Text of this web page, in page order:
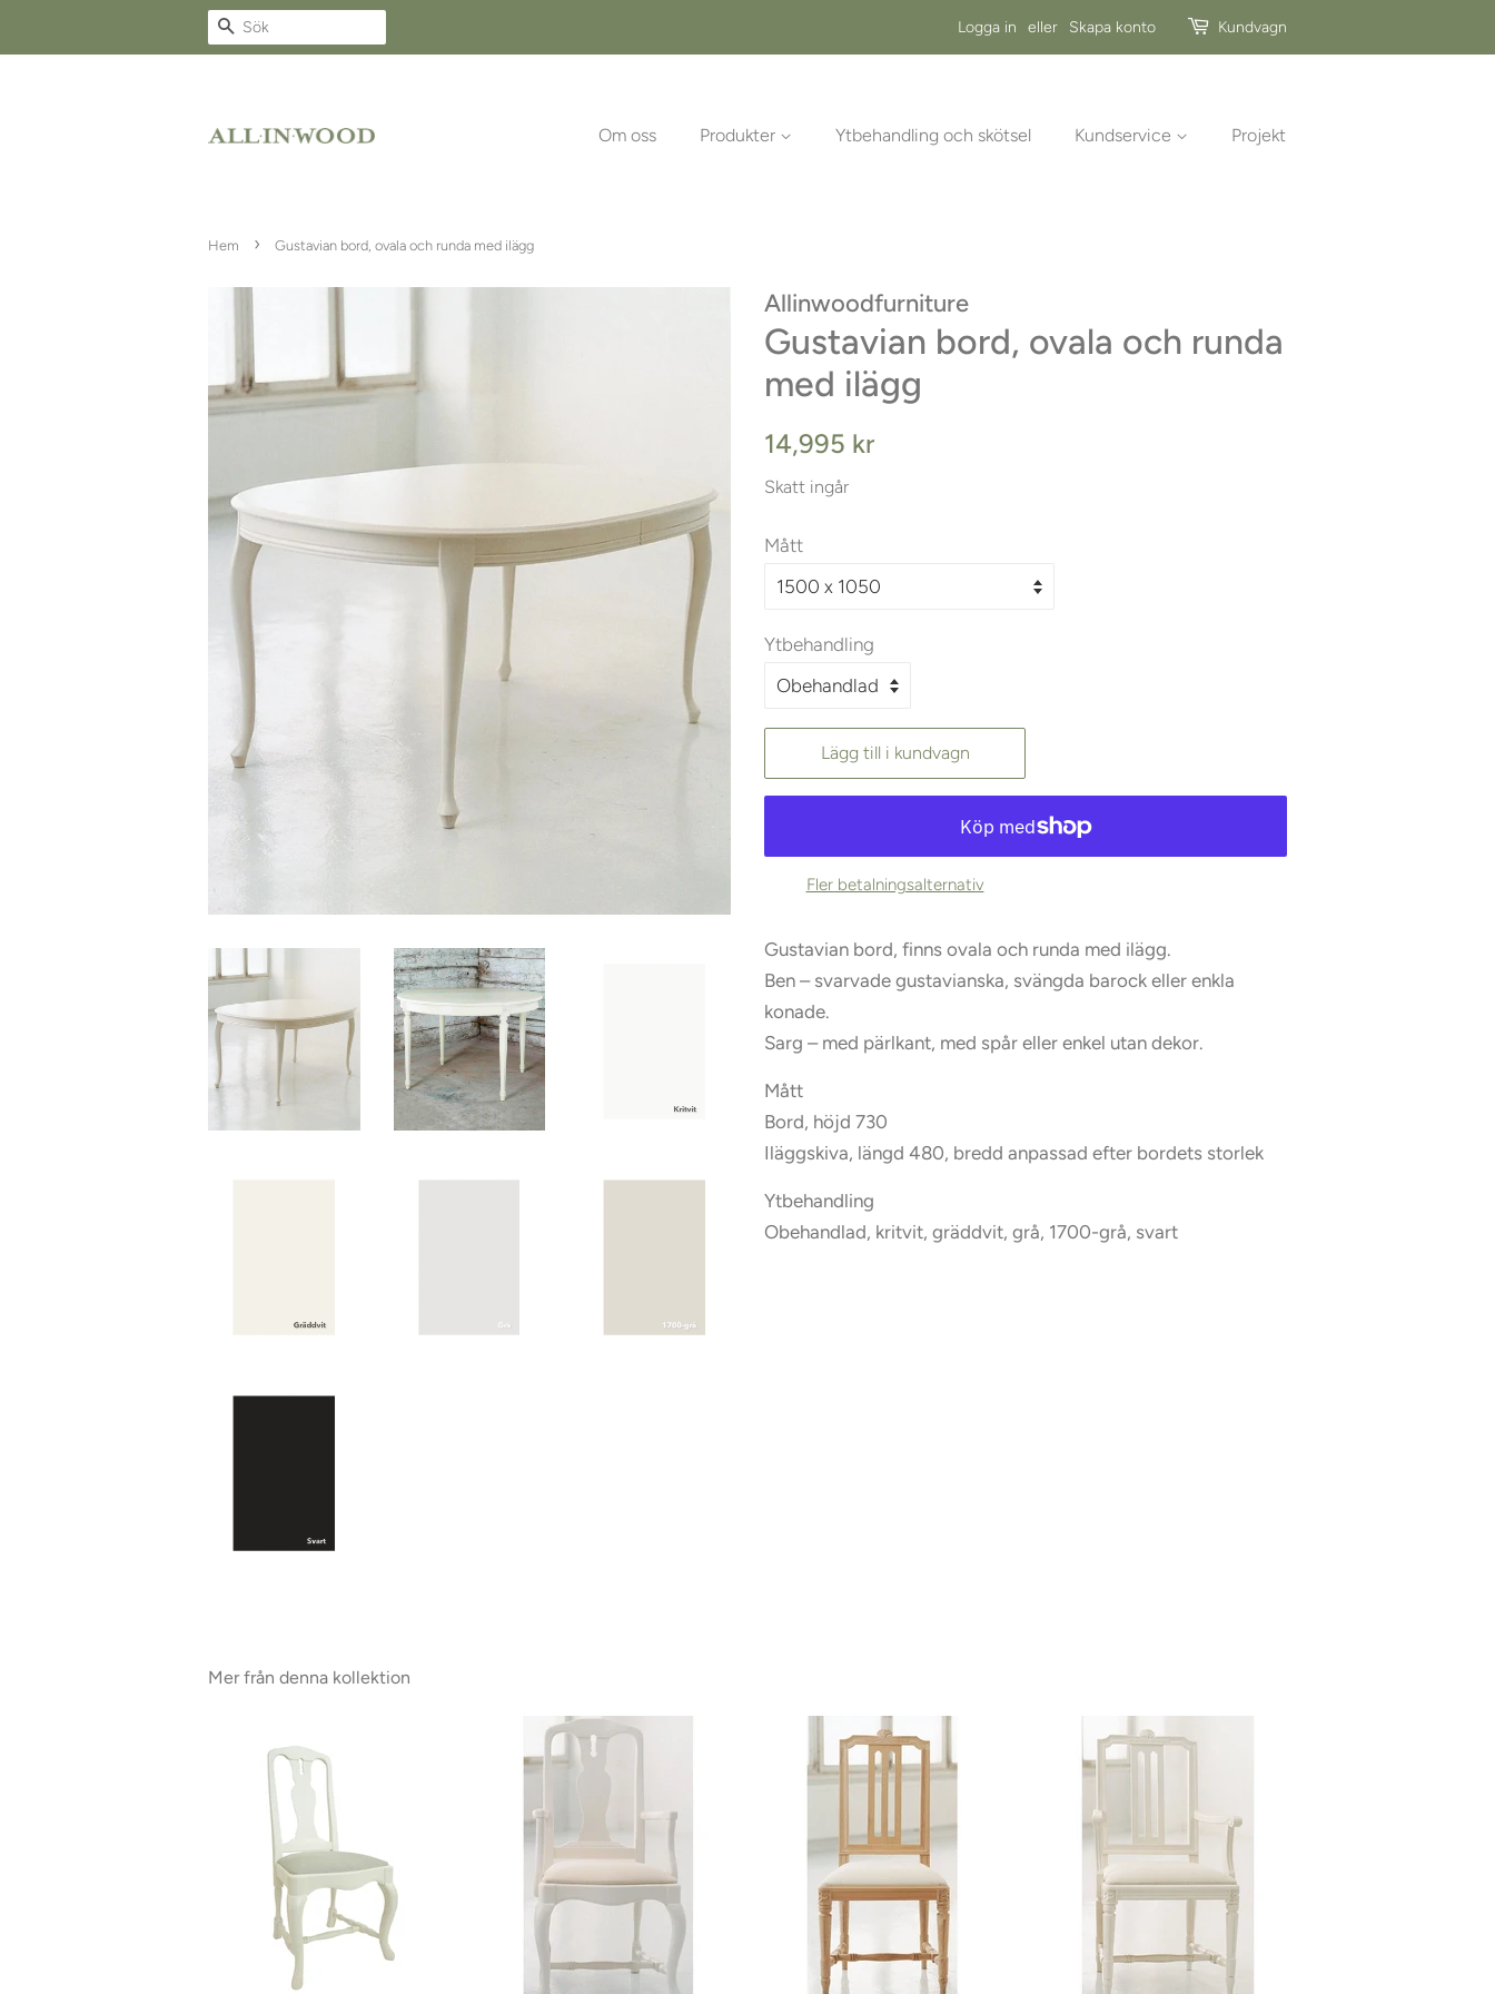
Sök Logga in eller Skapa konto Kundvagn
Om oss Produkter Ytbehandling och skötsel Kundservice Projekt
Hem › Gustavian bord, ovala och runda med ilägg
Allinwoodfurniture
Gustavian bord, ovala och runda
med ilägg
Ordinarie
14,995 kr
Skatt ingår
Mått
Ytbehandling
Lägg till i kundvagn
Fler betalningsalternativ
Gustavian bord, finns ovala och runda med ilägg.
Ben – svarvade gustavianska, svängda barock eller enkla
konade.
Sarg – med pärlkant, med spår eller enkel utan dekor.
Mått
Bord, höjd 730
Iläggskiva, längd 480, bredd anpassad efter bordets storlek
Ytbehandling
Obehandlad, kritvit, gräddvit, grå, 1700-grå, svart
Mer från denna kollektion